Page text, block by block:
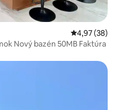
Priemerné
4,97 (38)
Nový bazén 50MB Faktúra